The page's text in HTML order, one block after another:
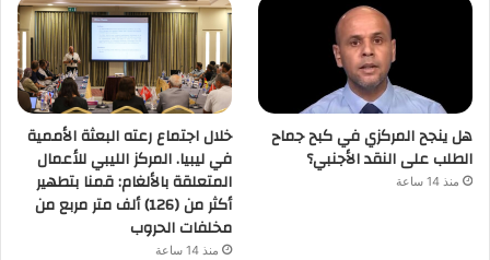
هل ينجح المركزي في كبح جماح
الطلب على النقد الأجنبي؟
منذ 14 ساعة
خلال اجتماع رعته البعثة الأممية
في ليبيا. المركز الليبي للأعمال
المتعلقة بالألغام: قمنا بتطهير
أكثر من (126) ألف متر مربع من
مخلفات الحروب
منذ 14 ساعة